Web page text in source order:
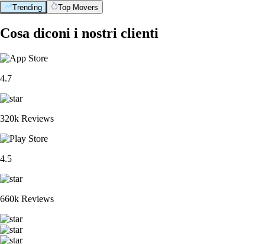
Trending Top Movers
Cosa diconi i nostri clienti
4.7
320k Reviews
4.5
660k Reviews